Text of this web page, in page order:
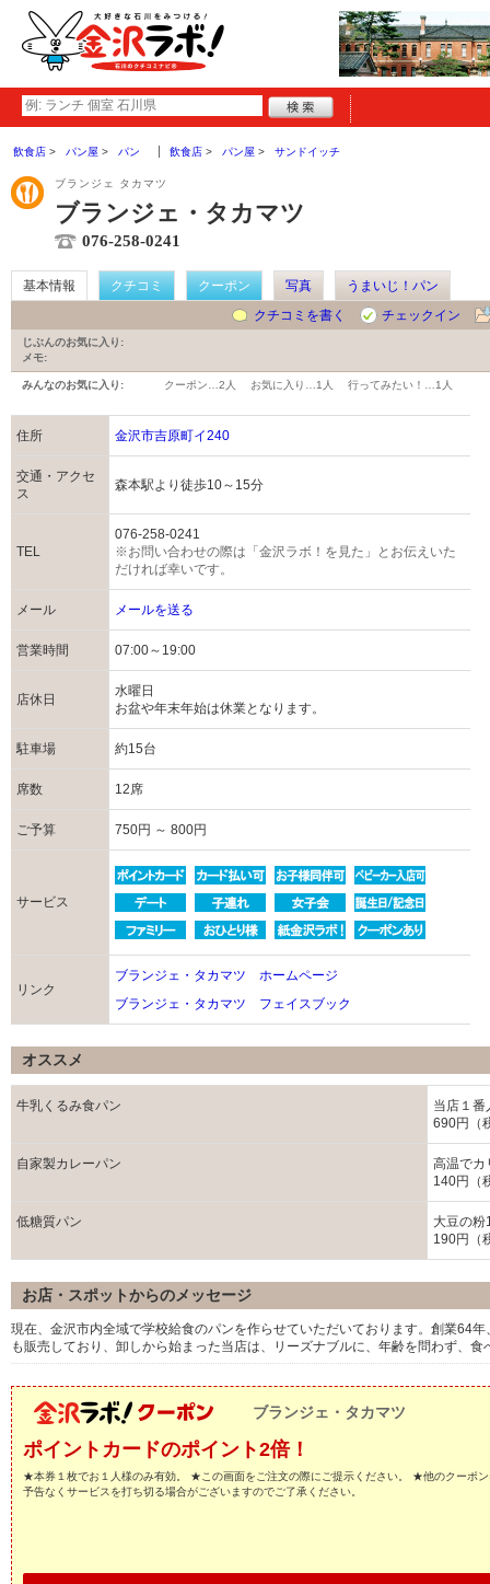
飲食店 パン屋 パン 飲食店 パン屋 サンドイッチ
ブランジェ タカマツ
ブランジェ・タカマツ
076-258-0241
基本情報 クチコミ クーポン 写真
うまいじ！パン
クチコミを書く
チェックイン
じぶんのお気に入り:
メモ:
みんなのお気に入り: クーポン… 2人 お気に入り… 1人 行ってみたい！… 1人
住所 金沢市吉原町イ240
交通・アクセ
ス
森本駅より徒歩10～15分
TEL
076-258-0241
※お問い合わせの際は「金沢ラボ！を見た」とお伝えいた
だければ幸いです。
メール メールを送る
営業時間 07:00～19:00
店休日
水曜日
お盆や年末年始は休業となります。
駐車場 約15台
席数 12席
ご予算 750円 ～ 800円
サービス
リンク
ブランジェ・タカマツ ホームページ
ブランジェ・タカマツ フェイスブック
オススメ
牛乳くるみ食パン
当店１番
690円（
自家製カレーパン
高温でカ
140円（
低糖質パン
大豆の粉
190円（
お店・スポットからのメッセージ
現在、金沢市内全域で学校給食のパンを作らせていただいております。創業64
も販売しており、卸しから始まった当店は、リーズナブルに、年齢を問わず、
ブランジェ・タカマツ
ポイントカードのポイント2倍！
★本券１枚でお１人様のみ有効。 ★この画面をご注文の際にご提示ください。 ★他のクーポ
予告なくサービスを打ち切る場合がございますのでご了承ください。